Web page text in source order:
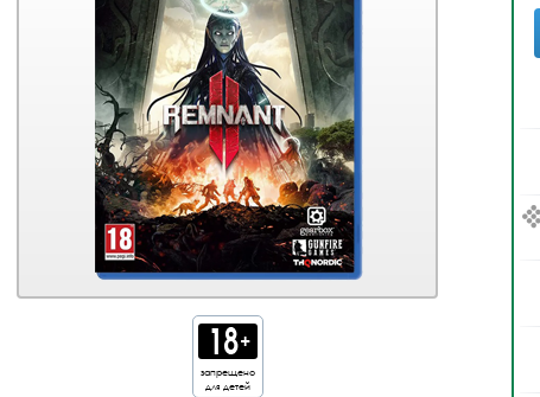
запрещено
для детей